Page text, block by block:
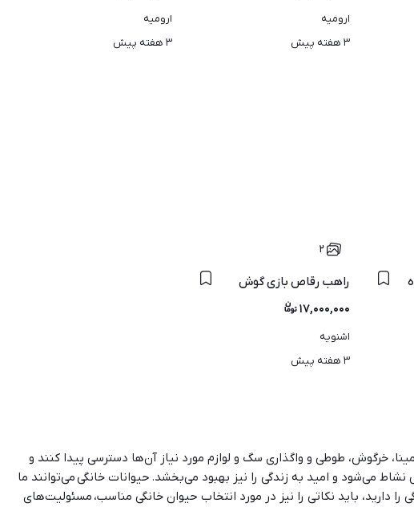
ارومیه
۳ هفته پیش
ارومیه
۳ هفته پیش
۲
راهب رقاص بازی گوش
۱۷,۰۰۰,۰۰۰
اشنویه
۳ هفته پیش
خرگوش، طوطی و واگذاری سگ و لوازم مورد نیاز آن‌ها دسترسی پیدا کنند و
می‌شود و امید به زندگی را نیز بهبود می‌بخشد. حیوانات خانگی می‌توانند ما
دارید، باید نکاتی را نیز در مورد انتخاب حیوان خانگی مناسب، مسئولیت‌های